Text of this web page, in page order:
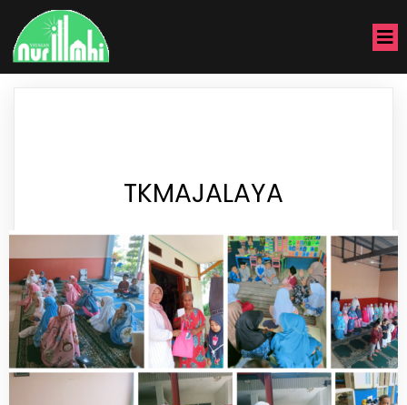
TKMAJALAYA